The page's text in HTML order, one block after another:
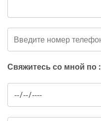
Свяжитесь со мной по :